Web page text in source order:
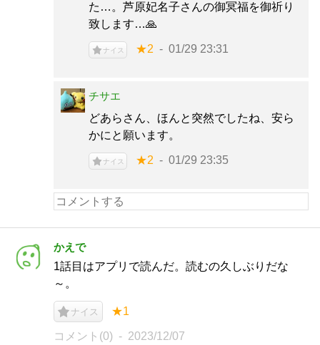
た…。芦原妃名子さんの御冥福を御祈り
致します…🙏
ナイス ★2 01/29 23:31
チサエ
どあらさん、ほんと突然でしたね、安ら
かにと願います。
ナイス ★2 01/29 23:35
かえで
1話目はアプリで読んだ。読むの久しぶりだな
～。
ナイス ★1
コメント(0) 2023/12/07